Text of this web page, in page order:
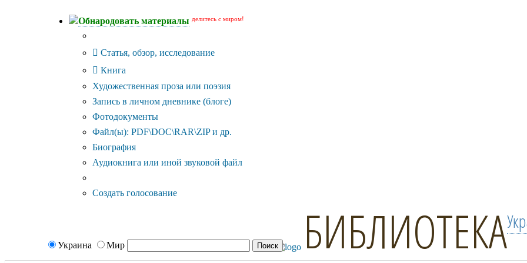
Обнародовать материалы делитесь с миром!
Статья, обзор, исследование
Книга
Художественная проза или поэзия
Запись в личном дневнике (блоге)
Фотодокументы
Файл(ы): PDF\DOC\RAR\ZIP и др.
Биография
Аудиокнига или иной звуковой файл
Создать голосование
Украина Мир БИБЛИОТЕКА